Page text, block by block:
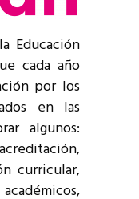
Educación
cada año
por los
en las
algunos:
curricular,